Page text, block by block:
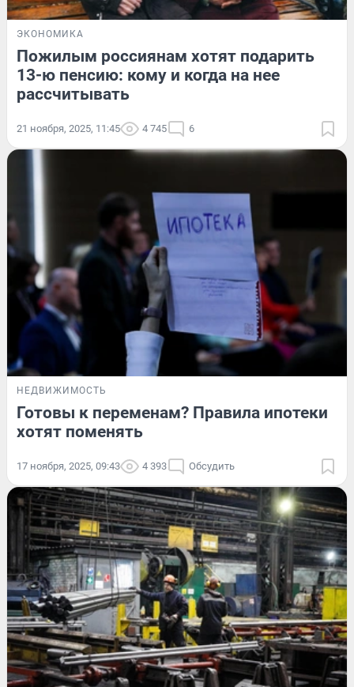
ЭКОНОМИКА
Пожилым россиянам хотят подарить
13-ю пенсию: кому и когда на нее
рассчитывать
21 ноября, 2025, 11:45 4 745 6
НЕДВИЖИМОСТЬ
Готовы к переменам? Правила ипотеки
хотят поменять
17 ноября, 2025, 09:43 4 393 Обсудить